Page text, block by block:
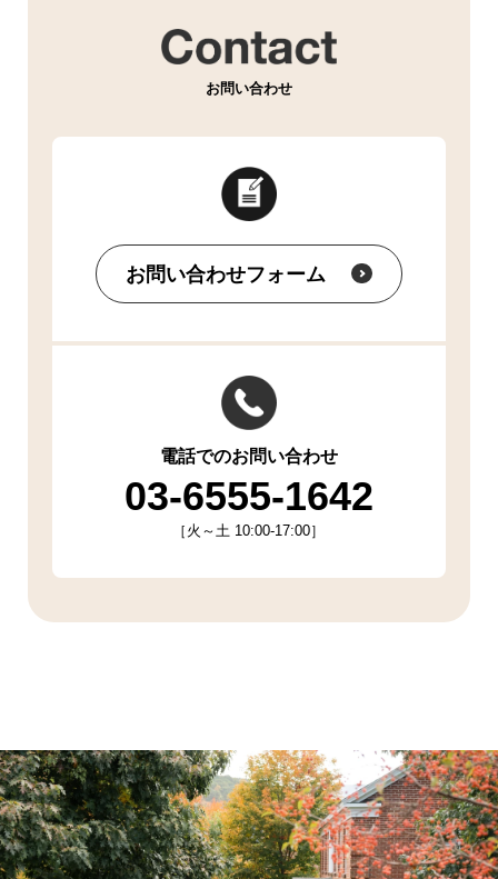
お問い合わせ
お問い合わせフォーム
電話でのお問い合わせ
03-6555-1642
［火～土 10:00-17:00］